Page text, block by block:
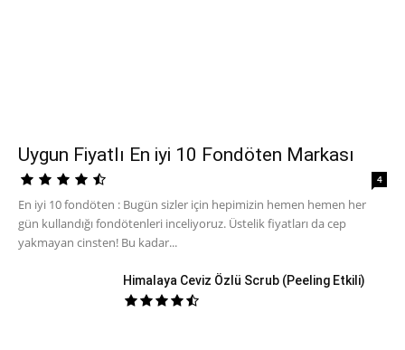
Uygun Fiyatlı En iyi 10 Fondöten Markası
4
En iyi 10 fondöten : Bugün sizler için hepimizin hemen hemen her
gün kullandığı fondötenleri inceliyoruz. Üstelik fiyatları da cep
yakmayan cinsten! Bu kadar...
Himalaya Ceviz Özlü Scrub (Peeling Etkili)